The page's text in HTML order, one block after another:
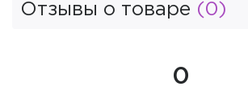
Отзывы о товаре (0)
0